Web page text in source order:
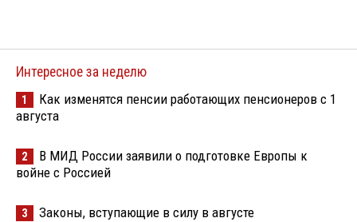
Интересное за неделю
1
Как изменятся пенсии работающих пенсионеров с 1
августа
2
В МИД России заявили о подготовке Европы к
войне с Россией
3 Законы, вступающие в силу в августе